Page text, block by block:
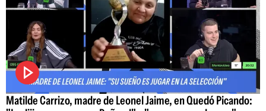
Matilde Carrizo, madre de Leonel Jaime, en Quedó Picando: